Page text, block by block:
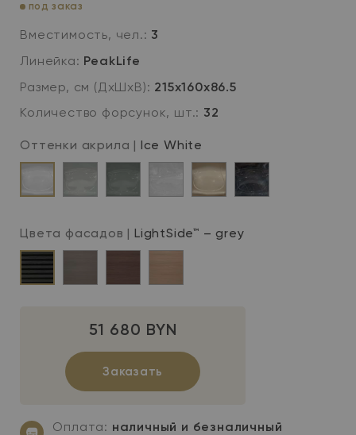
под заказ
Вместимость, чел.: 3
Линейка: PeakLife
Размер, см (ДхШхВ): 215х160х86.5
Количество форсунок, шт.: 32
Оттенки акрила | Ice White
Цвета фасадов |
LightSide™ – grey
moonlight
grey
graphite
brown
light
maple
51 680 BYN
Заказать
Оплата: наличный и безналичный